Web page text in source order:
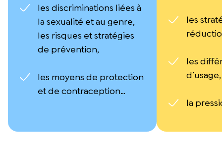
les discriminations liées à
la sexualité et au genre,
les risques et stratégies
de prévention,
les moyens de protection
et de contraception…
les
les
d’usage,
la